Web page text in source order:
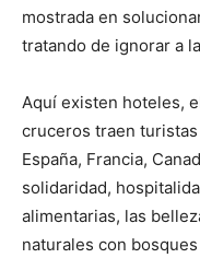
mostrada en
tratando de ignorar a
Aquí existen hoteles,
cruceros traen
España, Francia,
solidaridad,
alimentarias, las
naturales con